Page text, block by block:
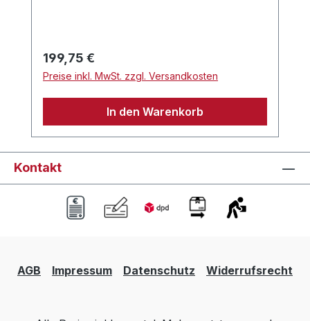
m3/hStromverbrauch70
WGeräuschpegel63 dBGewicht2,2
kgWasseranschluss16 mm
RohranschlussLuftanschlussØ 55mm
Regulärer Preis:
199,75 €
Preise inkl. MwSt. zzgl. Versandkosten
In den Warenkorb
Kontakt
AGB Impressum Datenschutz Widerrufsrecht